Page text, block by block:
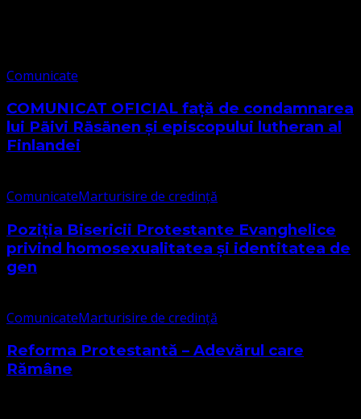
Comunicate
COMUNICAT OFICIAL față de condamnarea
lui Päivi Räsänen și episcopului lutheran al
Finlandei
ComunicateMarturisire de credință
Poziția Bisericii Protestante Evanghelice
privind homosexualitatea și identitatea de
gen
ComunicateMarturisire de credință
Reforma Protestantă – Adevărul care
Rămâne